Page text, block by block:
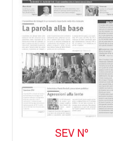
SEV N°